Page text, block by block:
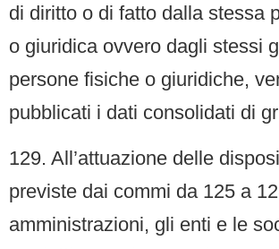
di diritto o di fatto dalla stessa
o giuridica ovvero dagli stessi
persone fisiche o giuridiche,
pubblicati i dati consolidati di
129. All’attuazione delle
previste dai commi da 125 a
amministrazioni, gli enti e le